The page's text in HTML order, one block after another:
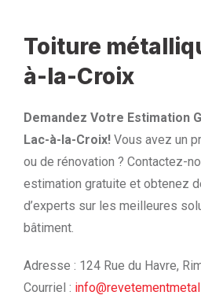
Toiture
à-la-Croix
Demandez Votre Estimation
Lac-à-la-Croix! Vous avez un
ou de rénovation ? Contactez-
estimation gratuite et obtenez
d’experts sur les meilleures
bâtiment.
Adresse : 124 Rue du Havre,
Courriel :